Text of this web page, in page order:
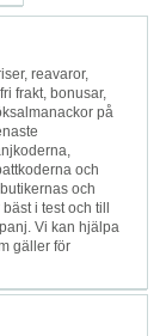
Topp
reavaror,
frakt, bonusar,
på
och
och
i test och till
Vi kan hjälpa
gäller för